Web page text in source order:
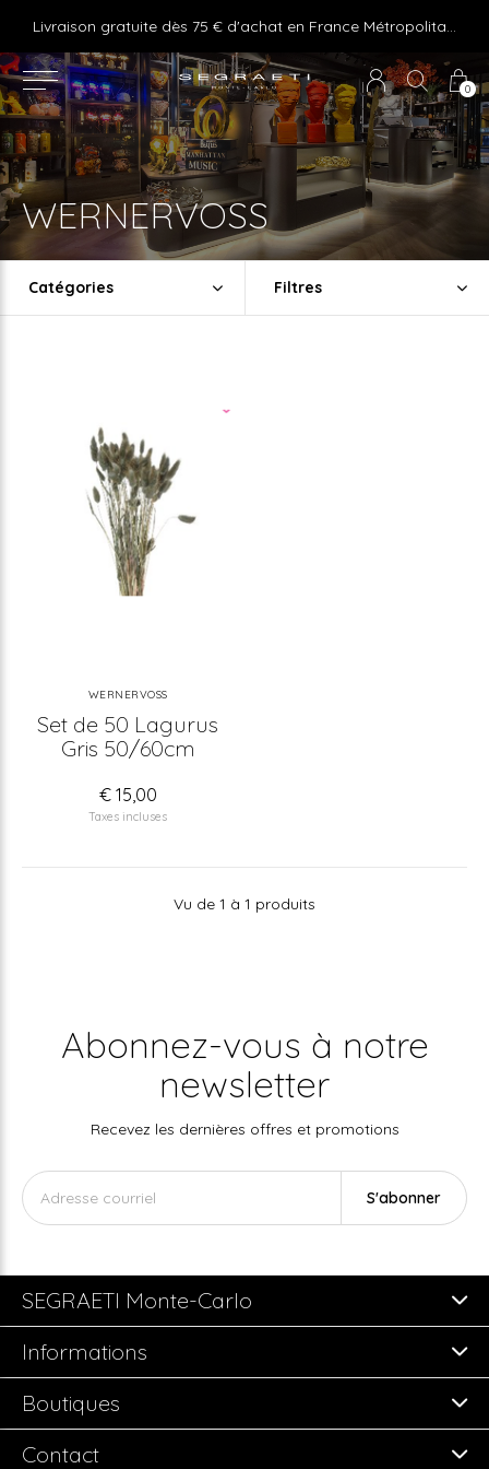
0
Livraison gratuite dès 75 € d'achat en France Métropolitaine et Monaco (hors mobilier)
WERNERVOSS
Catégories Filtres
WERNERVOSS
Set de 50 Lagurus
Gris 50/60cm
€ 15,00
Taxes incluses
Vu de 1 à 1 produits
Abonnez-vous à notre
newsletter
Recevez les dernières offres et promotions
S'abonner
SEGRAETI Monte-Carlo
Informations
Boutiques
Contact